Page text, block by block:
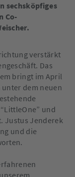
sechsköpfiges
Co-
verstärkt
Das
bringt im April
dem neuen
und
Justus Jenderek
und die